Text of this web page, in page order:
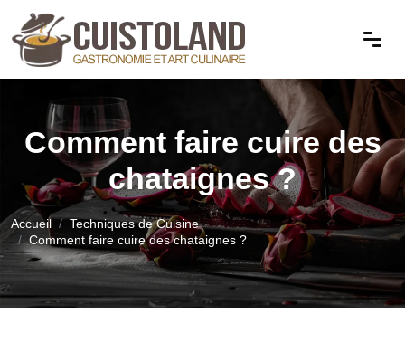
Comment faire cuire des
chataignes ?
Accueil
Techniques de Cuisine
Comment faire cuire des chataignes ?